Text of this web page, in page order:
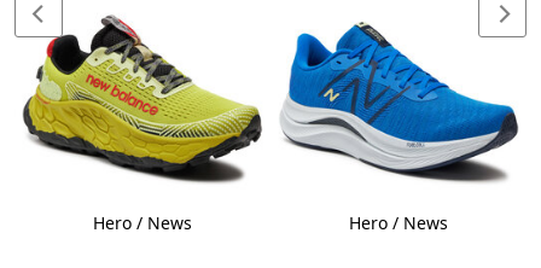
Hero / News Hero / News